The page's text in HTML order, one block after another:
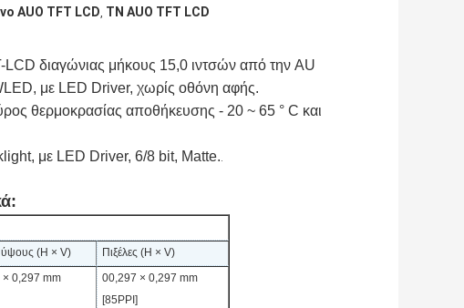
AUO TFT LCD, TN AUO TFT LCD
διαγώνιας μήκους 15,0 ιντσών από την AU
με LED Driver, χωρίς οθόνη αφής.
θερμοκρασίας αποθήκευσης - 20 ~ 65 ° C και
με LED Driver, 6/8 bit, Matte..
ύψους (H × V)
Πιξέλες (H × V)
0,297 mm
00,297 × 0,297 mm
[85PPI]